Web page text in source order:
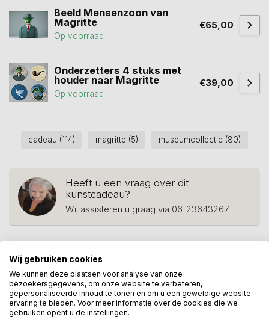
Beeld Mensenzoon van
Magritte
Op voorraad
€65,00
Onderzetters 4 stuks met
houder naar Magritte
Op voorraad
€39,00
cadeau (114) magritte (5) museumcollectie (80)
Heeft u een vraag over dit
kunstcadeau?
Wij assisteren u graag via 06-23643267
Recent bekeken
Wij gebruiken cookies
We kunnen deze plaatsen voor analyse van onze
bezoekersgegevens, om onze website te verbeteren,
gepersonaliseerde inhoud te tonen en om u een geweldige website-
ervaring te bieden. Voor meer informatie over de cookies die we
gebruiken opent u de instellingen.